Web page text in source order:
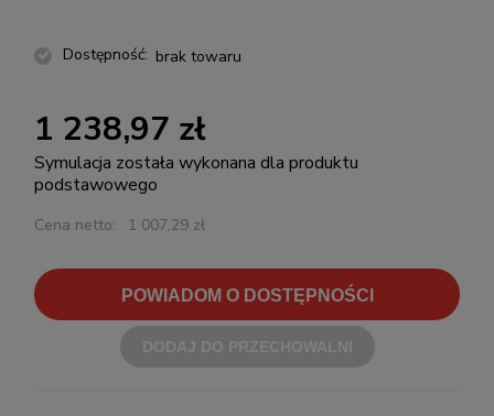
Dostępność: brak towaru
1 238,97 zł
Symulacja została wykonana dla produktu
podstawowego
Cena netto: 1 007,29 zł
POWIADOM O DOSTĘPNOŚCI